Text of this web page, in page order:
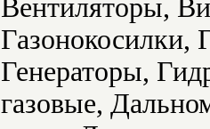
Вентиляторы,
Газонокосилки,
Генераторы,
газовые,